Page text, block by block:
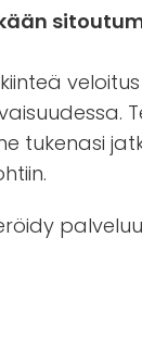
tukenasi